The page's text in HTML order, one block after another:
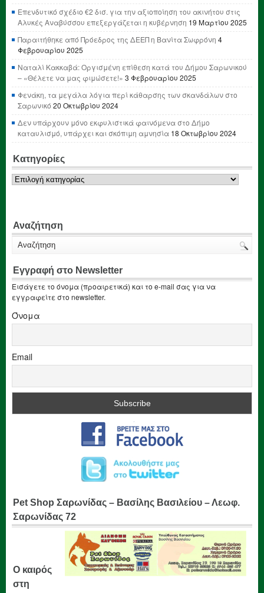
Επενδυτικό σχέδιο €2 δισ. για την αξιοποίηση του ακινήτου στις
Αλυκές Αναβύσσου επεξεργάζεται η κυβέρνηση 19 Μαρτίου 2025
Παραιτήθηκε από Πρόεδρος της ΔΕΕΠ η Βανίτα Σωφρόνη 4
Φεβρουαρίου 2025
Ναταλί Κακκαβά: Οργισμένη επίθεση κατά του Δήμου Σαρωνικού
– «Θέλετε να μας φιμώσετε!» 3 Φεβρουαρίου 2025
Φενάκη, τα μεγάλα λόγια περί κάθαρσης των σκανδάλων στο
Σαρωνικό 20 Οκτωβρίου 2024
Δεν υπάρχουν μόνο εκφυλιστικά φαινόμενα στο Δήμο
καταυλισμό, υπάρχει και σκόπιμη αμνησία 18 Οκτωβρίου 2024
Κατηγορίες
Κατηγορίες
Αναζήτηση
Εγγραφή στο Newsletter
Εισάγετε το όνομα (προαιρετικά) και το e-mail σας για να
εγγραφείτε στο newsletter.
Όνομα
Email
Pet Shop Σαρωνίδας – Βασίλης Βασιλείου – Λεωφ.
Σαρωνίδας 72
Ο καιρός
στη